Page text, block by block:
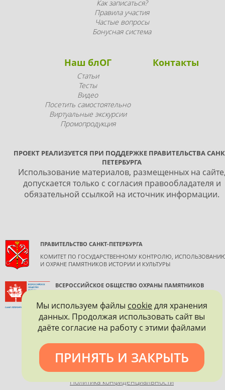
Как записаться?
Правила участия
Частые вопросы
Бонусная система
Наш блОГ
Статьи
Тесты
Видео
Посетить самостоятельно
Виртуальные экскурсии
Промопродукция
Контакты
ПРОЕКТ РЕАЛИЗУЕТСЯ ПРИ ПОДДЕРЖКЕ ПРАВИТЕЛЬСТВА
ПЕТЕРБУРГА
Использование материалов, размещенных на
допускается только с согласия правообладателя и
обязательной ссылкой на источник информации.
ПРАВИТЕЛЬСТВО САНКТ-ПЕТЕРБУРГА
КОМИТЕТ ПО ГОСУДАРСТВЕННОМУ КОНТРОЛЮ,
И ОХРАНЕ ПАМЯТНИКОВ ИСТОРИИ И КУЛЬТУРЫ
ВСЕРОССИЙСКОЕ ОБЩЕСТВО ОХРАНЫ ПАМЯТНИКОВ
САНКТ-ПЕТЕРБУРГСКОЕ ГОРОДСКОЕ ОТДЕЛЕНИЕ
Политика конфиденциальности
Мы используем файлы cookieдля хранения
данных. Продолжая использовать сайт вы
даёте согласие на работу с этими файлами
ПРИНЯТЬ И ЗАКРЫТЬ